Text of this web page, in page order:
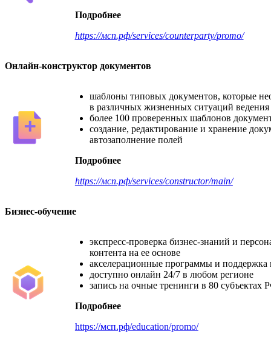
Подробнее
https://мсп.рф/services/counterparty/promo/
Онлайн-конструктор документов
шаблоны типовых документов, которые
в различных жизненных ситуаций ведения
более 100 проверенных шаблонов
создание, редактирование и хранение
автозаполнение полей
Подробнее
https://мсп.рф/services/constructor/main/
Бизнес-обучение
экспресс-проверка бизнес-знаний и
контента на ее основе
акселерационные программы и поддержка
доступно онлайн 24/7 в любом регионе
запись на очные тренинги в 80 субъектах
Подробнее
https://мсп.рф/education/promo/